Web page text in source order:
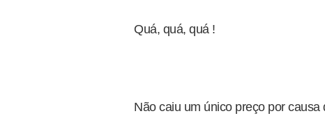
Quá, quá, quá !
Não caiu um único preço por causa